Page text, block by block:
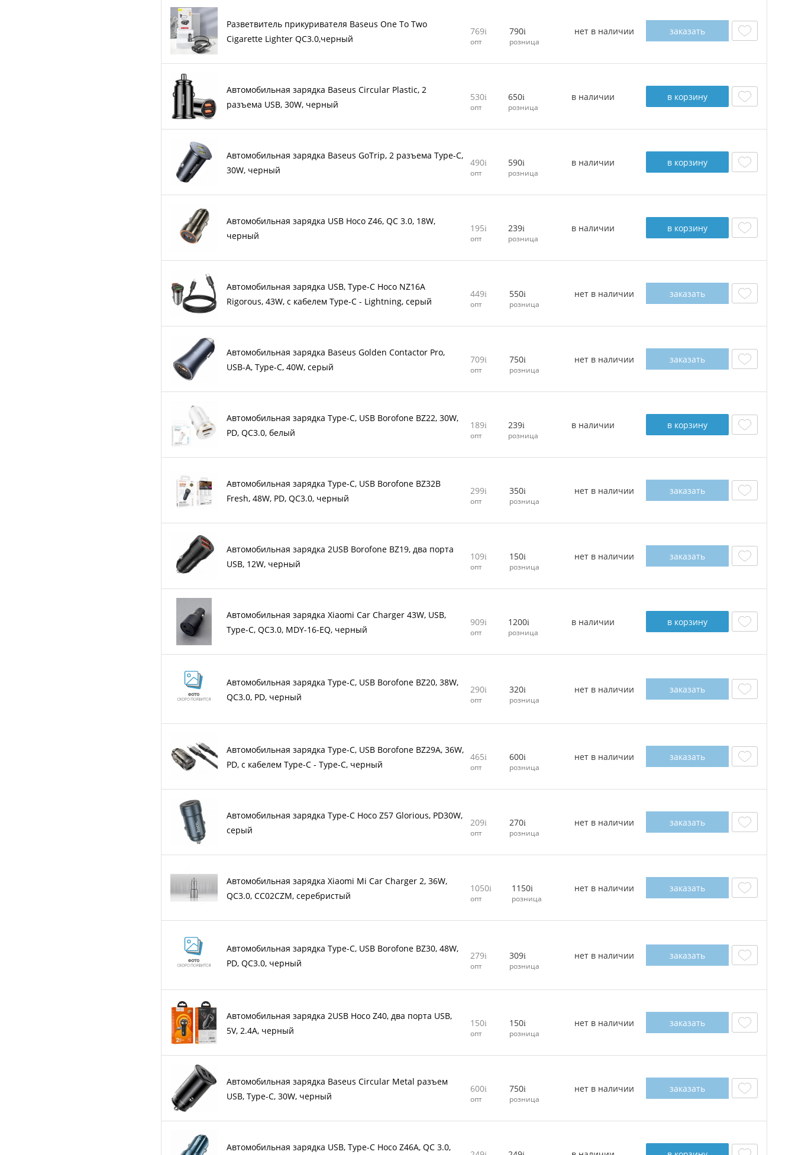
Разветвитель прикуривателя Baseus One To Two
Cigarette Lighter QC3.0,черный
769
опт
790
розница
нет в наличии заказать
Автомобильная зарядка Baseus Circular Plastic, 2
разъема USB, 30W, черный
530
опт
650
розница
в наличии в корзину
Автомобильная зарядка Baseus GoTrip, 2 разъема Type-C,
30W, черный
490
опт
590
розница
в наличии в корзину
Автомобильная зарядка USB Hoco Z46, QC 3.0, 18W,
черный
195
опт
239
розница
в наличии в корзину
Автомобильная зарядка USB, Type-C Hoco NZ16A
Rigorous, 43W, с кабелем Type-C - Lightning, серый
449
опт
550
розница
нет в наличии заказать
Автомобильная зарядка Baseus Golden Contactor Pro,
USB-A, Type-C, 40W, серый
709
опт
750
розница
нет в наличии заказать
Автомобильная зарядка Type-C, USB Borofone BZ22, 30W,
PD, QC3.0, белый
189
опт
239
розница
в наличии в корзину
Автомобильная зарядка Type-C, USB Borofone BZ32B
Fresh, 48W, PD, QC3.0, черный
299
опт
350
розница
нет в наличии заказать
Автомобильная зарядка 2USB Borofone BZ19, два порта
USB, 12W, черный
109
опт
150
розница
нет в наличии заказать
Автомобильная зарядка Xiaomi Car Charger 43W, USB,
Type-C, QC3.0, MDY-16-EQ, черный
909
опт
1200
розница
в наличии в корзину
Автомобильная зарядка Type-C, USB Borofone BZ20, 38W,
QC3.0, PD, черный
290
опт
320
розница
нет в наличии заказать
Автомобильная зарядка Type-C, USB Borofone BZ29A, 36W,
PD, с кабелем Type-C - Type-C, черный
465
опт
600
розница
нет в наличии заказать
Автомобильная зарядка Type-C Hoco Z57 Glorious, PD30W,
серый
209
опт
270
розница
нет в наличии заказать
Автомобильная зарядка Xiaomi Mi Car Charger 2, 36W,
QC3.0, CC02CZM, серебристый
1050
опт
1150
розница
нет в наличии заказать
Автомобильная зарядка Type-C, USB Borofone BZ30, 48W,
PD, QC3.0, черный
279
опт
309
розница
нет в наличии заказать
Автомобильная зарядка 2USB Hoco Z40, два порта USB,
5V, 2.4A, черный
150
опт
150
розница
нет в наличии заказать
Автомобильная зарядка Baseus Circular Metal разъем
USB, Type-C, 30W, черный
600
опт
750
розница
нет в наличии заказать
Автомобильная зарядка USB, Type-C Hoco Z46A, QC 3.0,